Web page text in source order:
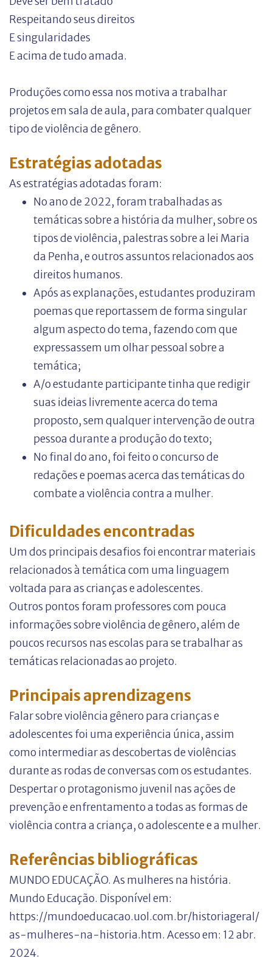
Respeitando seus direitos
E singularidades
E acima de tudo amada.
Produções como essa nos motiva a trabalhar
projetos em sala de aula, para combater qualquer
tipo de violência de gênero.
Estratégias adotadas
As estratégias adotadas foram:
No ano de 2022, foram trabalhadas as
temáticas sobre a história da mulher, sobre os
tipos de violência, palestras sobre a lei Maria
da Penha, e outros assuntos relacionados aos
direitos humanos.
Após as explanações, estudantes produziram
poemas que reportassem de forma singular
algum aspecto do tema, fazendo com que
expressassem um olhar pessoal sobre a
temática;
A/o estudante participante tinha que redigir
suas ideias livremente acerca do tema
proposto, sem qualquer intervenção de outra
pessoa durante a produção do texto;
No final do ano, foi feito o concurso de
redações e poemas acerca das temáticas do
combate a violência contra a mulher.
Dificuldades encontradas
Um dos principais desafios foi encontrar materiais
relacionados à temática com uma linguagem
voltada para as crianças e adolescentes.
Outros pontos foram professores com pouca
informações sobre violência de gênero, além de
poucos recursos nas escolas para se trabalhar as
temáticas relacionadas ao projeto.
Principais aprendizagens
Falar sobre violência gênero para crianças e
adolescentes foi uma experiência única, assim
como intermediar as descobertas de violências
durante as rodas de conversas com os estudantes.
Despertar o protagonismo juvenil nas ações de
prevenção e enfrentamento a todas as formas de
violência contra a criança, o adolescente e a mulher.
Referências bibliográficas
MUNDO EDUCAÇÃO. As mulheres na história.
Mundo Educação. Disponível em:
https://mundoeducacao.uol.com.br/historiageral/
as-mulheres-na-historia.htm. Acesso em: 12 abr.
2024.